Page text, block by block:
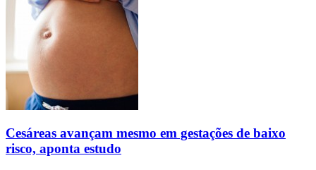
Cesáreas avançam mesmo em gestações de baixo
risco, aponta estudo